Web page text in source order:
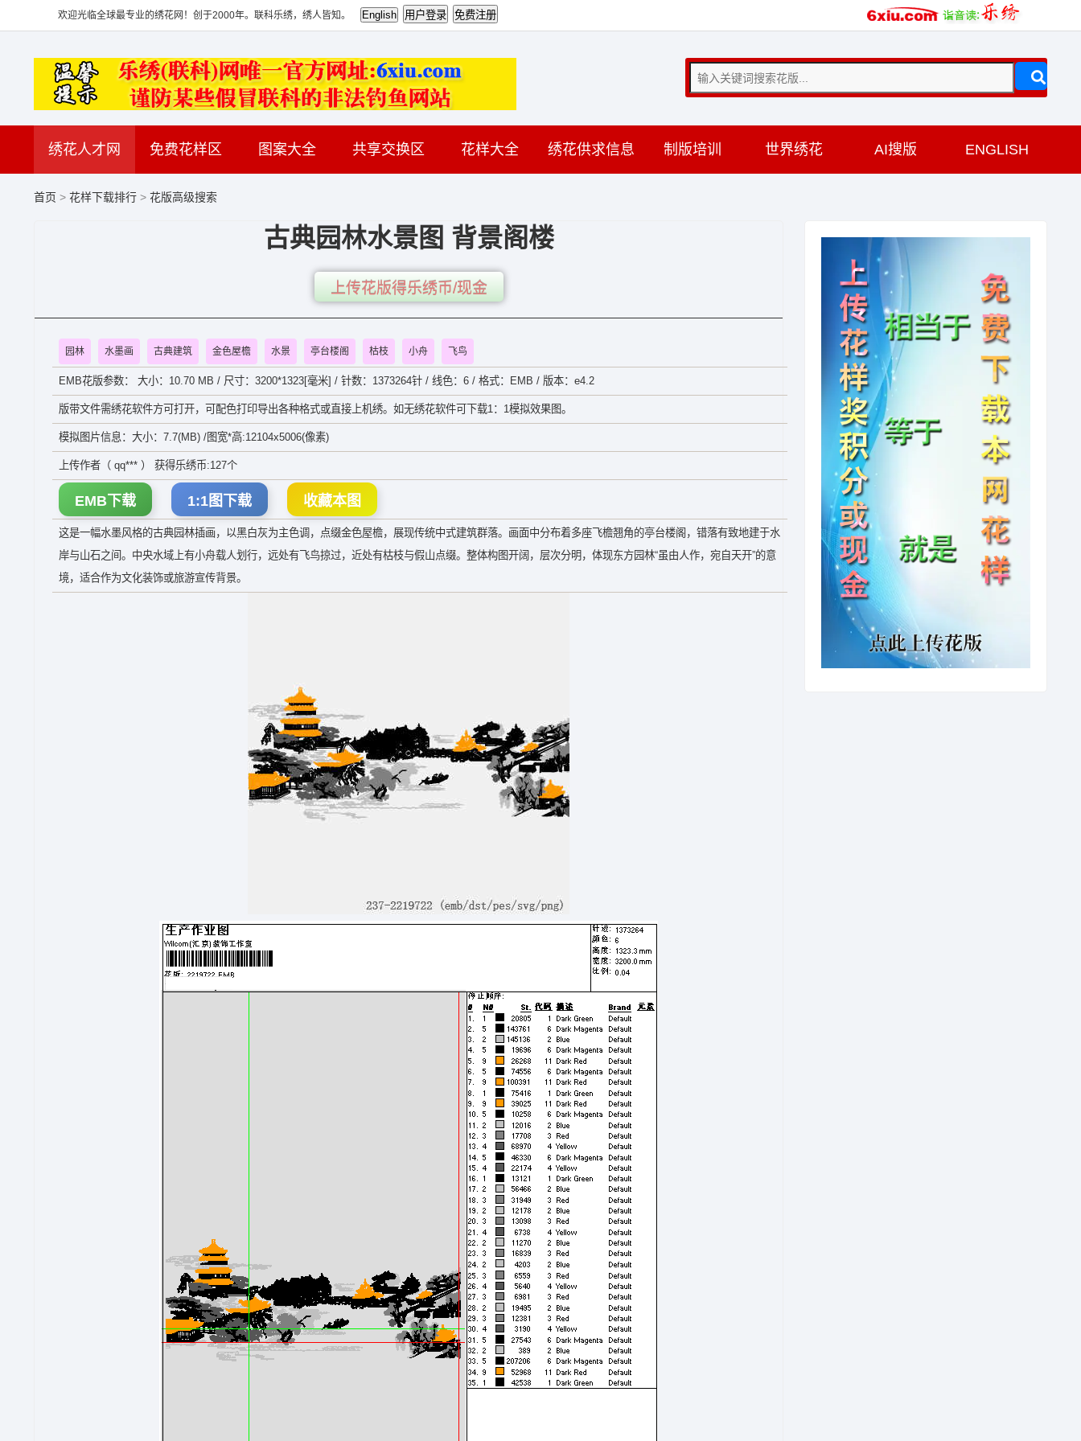
欢迎光临全球最专业的绣花网！创于2000年。联科乐绣，绣人皆知。
绣花人才网 免费花样区 图案大全 共享交换区 花样大全 绣花供求信息 制版培训 世界绣花 AI搜版 ENGLISH
首页 > 花样下载排行 > 花版高级搜索
古典园林水景图 背景阁楼
上传花版得乐绣币/现金
园林 水墨画 古典建筑 金色屋檐 水景 亭台楼阁 枯枝 小舟 飞鸟
EMB花版参数： 大小：10.70 MB / 尺寸：3200*1323[毫米] / 针数：1373264针 / 线色：6 / 格式：EMB / 版本：e4.2
版带文件需绣花软件方可打开，可配色打印导出各种格式或直接上机绣。如无绣花软件可下载1：1模拟效果图。
模拟图片信息：大小：7.7(MB) /图宽*高:12104x5006(像素)
上传作者（ qq*** ） 获得乐绣币:127个
EMB下载 1:1图下载 收藏本图
这是一幅水墨风格的古典园林插画，以黑白灰为主色调，点缀金色屋檐，展现传统中式建筑群落。画面中分布着多座飞檐翘角的亭台楼阁，错落有致地建于水
岸与山石之间。中央水域上有小舟载人划行，远处有飞鸟掠过，近处有枯枝与假山点缀。整体构图开阔，层次分明，体现东方园林“虽由人作，宛自天开”的意
境，适合作为文化装饰或旅游宣传背景。